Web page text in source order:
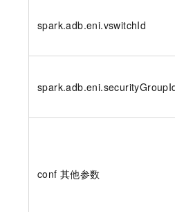
spark.adb.eni.vswitchId
conf 其他参数